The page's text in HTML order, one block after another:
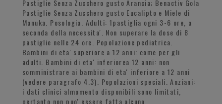
Pastiglie Senza Zucchero gusto Arancia; Benactiv Gola
Pastiglie Senza Zucchero gusto Eucalipto e Miele di
Manuka. Posologia. Adulti: 1pastiglia ogni 3-6 ore, a
seconda della necessita'. Non superare la dose di 8
pastiglie nelle 24 ore. Popolazione pediatrica.
Bambini di eta' superiore a 12 anni: come per gli
adulti. Bambini di eta' inferiorea 12 anni: non
somministrare ai bambini di eta' inferiore a 12 anni
(vedere paragrafo 4.3). Popolazioni speciali. Anziani:
i dati clinici almomento disponibili sono limitati,
pertanto non puo' essere fatta alcuna